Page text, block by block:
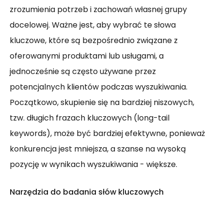
zrozumienia potrzeb i zachowań własnej grupy
docelowej. Ważne jest, aby wybrać te słowa
kluczowe, które są bezpośrednio związane z
oferowanymi produktami lub usługami, a
jednocześnie są często używane przez
potencjalnych klientów podczas wyszukiwania.
Początkowo, skupienie się na bardziej niszowych,
tzw. długich frazach kluczowych (long-tail
keywords), może być bardziej efektywne, ponieważ
konkurencja jest mniejsza, a szanse na wysoką
pozycję w wynikach wyszukiwania - większe.
Narzędzia do badania słów kluczowych